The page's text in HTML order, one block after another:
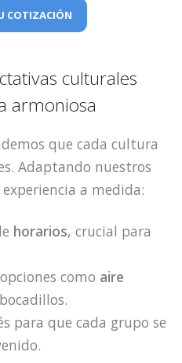
COTIZACIÓN
culturales
armoniosa
que cada cultura
Adaptando nuestros
a medida:
horarios, crucial para
como aire
para que cada grupo se